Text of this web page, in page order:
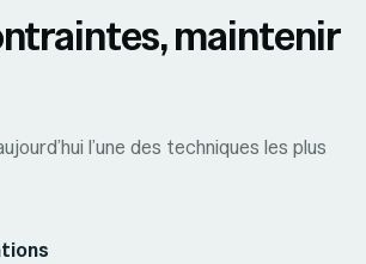
maintenir
l’une des techniques les plus